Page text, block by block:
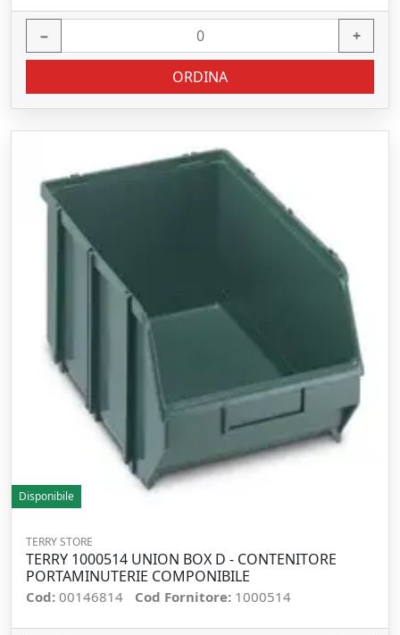
− +
ORDINA
Disponibile
TERRY STORE
TERRY 1000514 UNION BOX D - CONTENITORE
PORTAMINUTERIE COMPONIBILE
Cod: 00146814 Cod Fornitore: 1000514